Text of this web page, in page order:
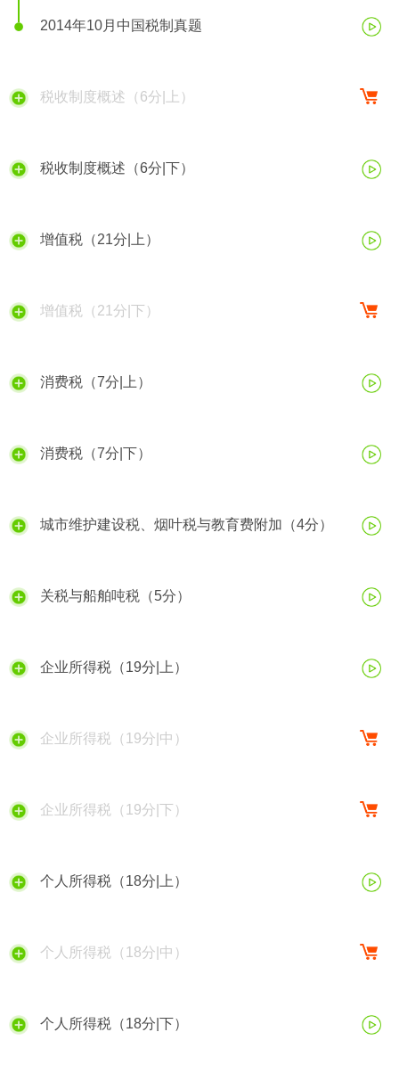
2014年10月中国税制真题
税收制度概述（6分|上）
税收制度概述（6分|下）
增值税（21分|上）
增值税（21分|下）
消费税（7分|上）
消费税（7分|下）
城市维护建设税、烟叶税与教育费附加（4分）
关税与船舶吨税（5分）
企业所得税（19分|上）
企业所得税（19分|中）
企业所得税（19分|下）
个人所得税（18分|上）
个人所得税（18分|中）
个人所得税（18分|下）